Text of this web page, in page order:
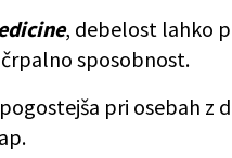
, debelost lahko
sposobnost.
pri osebah z